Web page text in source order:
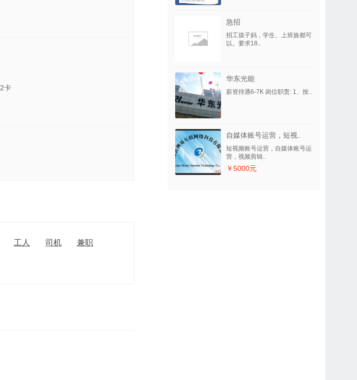
卡
工人 司机 兼职
急招
招工孩子妈，学生、上班族都可
以。要求18..
华东光能
薪资待遇6-7K 岗位职责: 1、按..
自媒体账号运营，短视..
短视频账号运营，自媒体账号运
营，视频剪辑..
￥5000元